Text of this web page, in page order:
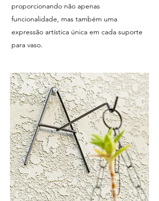
proporcionando não apenas
funcionalidade, mas também uma
expressão artística única em cada suporte
para vaso.